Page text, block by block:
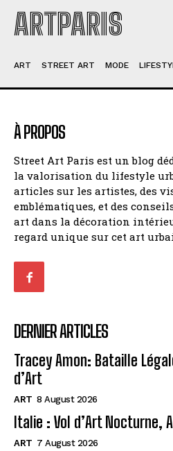
ARTPARIS
ART STREET ART MODE
À PROPOS
Street Art Paris est un blog
la valorisation du lifestyle
articles sur les artistes, des
emblématiques, et des
art dans la décoration
regard unique sur cet art
DERNIER ARTICLES
Tracey Amon: Bataille
d’Art
ART 8 August 2026
Italie : Vol d’Art Nocturne,
ART 7 August 2026